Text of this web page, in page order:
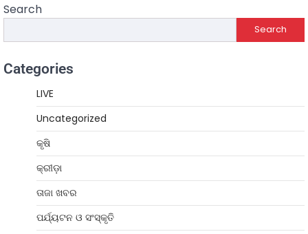
Search
Search
Categories
LIVE
Uncategorized
କୃଷି
କ୍ରୀଡ଼ା
ତାଜା ଖବର
ପର୍ଯ୍ୟଟନ ଓ ସଂସ୍କୃତି